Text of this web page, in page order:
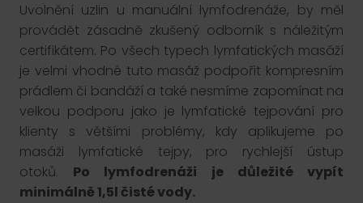
Uvolnění uzlin u manuální lymfodrenáže, by měl
provádět zásadně zkušený odborník s náležitým
certifikátem. Po všech typech lymfatických masáží
je velmi vhodné tuto masáž podpořit kompresním
prádlem či bandáží a také nesmíme zapomínat na
velkou podporu jako je lymfatické tejpování pro
klienty s většími problémy, kdy aplikujeme po
masáži lymfatické tejpy, pro rychlejší ústup
otoků. Po lymfodrenáži je důležité vypít
minimálně 1,5l čisté vody.